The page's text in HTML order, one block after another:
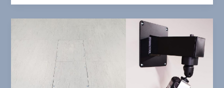
com
novo